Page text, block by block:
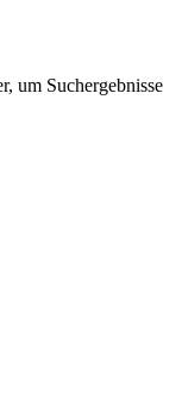
um Suchergebnisse